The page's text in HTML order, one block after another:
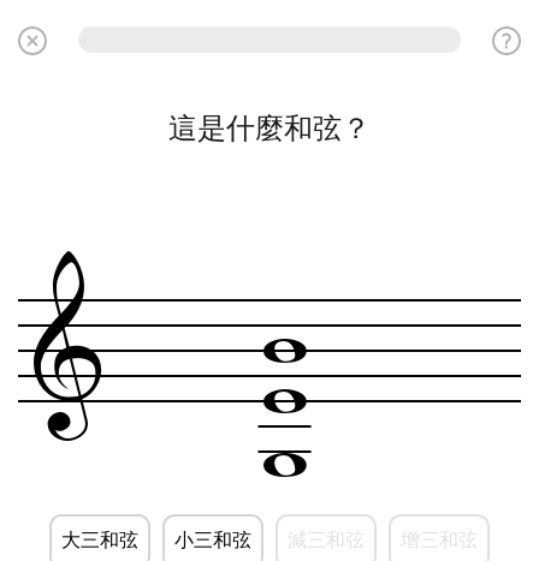
這是什麼和弦？
& w
w
w
大三和弦 小三和弦 減三和弦 增三和弦